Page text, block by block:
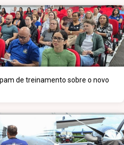
de treinamento sobre o novo